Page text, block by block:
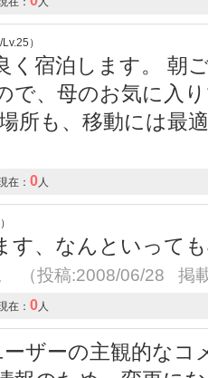
）
く宿泊します。 朝
で、母のお気に入
所も、移動には最
在： 0人
す、なんといって
（投稿:2008/06/28 掲
在： 0人
ザーの主観的なコ